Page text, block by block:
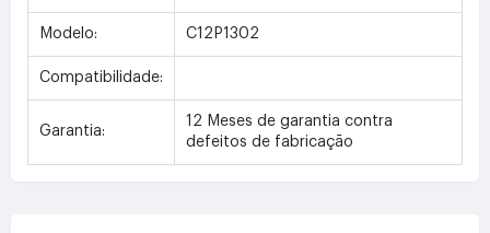
Modelo: C12P1302
Compatibilidade:
Garantia:
12 Meses de garantia contra
defeitos de fabricação